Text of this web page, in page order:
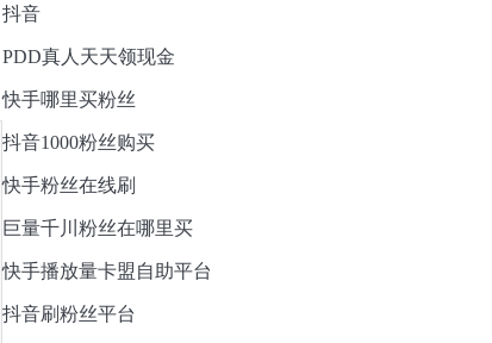
抖音
PDD真人天天领现金
快手哪里买粉丝
抖音1000粉丝购买
快手粉丝在线刷
巨量千川粉丝在哪里买
快手播放量卡盟自助平台
抖音刷粉丝平台